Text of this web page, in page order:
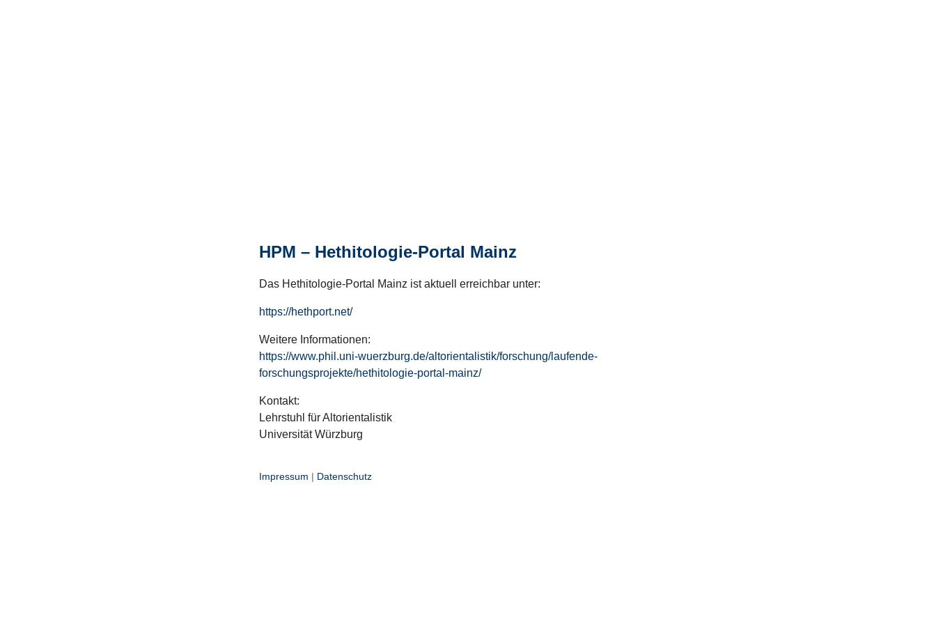
HPM – Hethitologie-Portal Mainz
Das Hethitologie-Portal Mainz ist aktuell erreichbar unter:
https://hethport.net/
Weitere Informationen:
https://www.phil.uni-wuerzburg.de/altorientalistik/forschung/laufende-
forschungsprojekte/hethitologie-portal-mainz/
Kontakt:
Lehrstuhl für Altorientalistik
Universität Würzburg
Impressum | Datenschutz